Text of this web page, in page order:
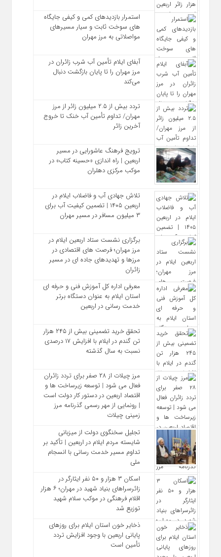
استمرار بازدیدهای کمی و کیفی جایگاه‌
های سوخت ثابت و سیار مسیرهای
مواصلاتی به مرز مهران
آبفای ایلام تأمین آب شرب زائران در
مرز مهران را تا پایان بازگشت دنبال
می‌کند
تردد بیش از ۲.۵ میلیون زائر از مرز
مهران/ تداوم تأمین آب خنک تا خروج
آخرین زائر
ترویج فرهنگ عاشورایی در مسیر
اربعین | راه‌ اندازی «حسینه کتاب» در
موکب مرکزی دهلران
تلاش جهادی آب و فاضلاب ایلام در
اربعین ۱۴۰۵ | تضمین کیفیت آب برای
۳ میلیون مسافر در مسیر مهران
برگزاری نشست ستاد اربعین ایلام در
مرز مهران؛ فرصت‌ های اقتصادی در
مرزها و تهدیدهای جاده‌ ای در مسیر
زائران
معرفی اداره کل آموزش فنی و حرفه‌ ای
استان ایلام به‌ عنوان دستگاه برتر
خدمت‌ رسانی در اربعین
تحقق خرید تضمینی بیش از ۲۴۵ هزار
تن گندم در ایلام با افزایش ۱۷ درصدی
نسبت به سال گذشته
مرز چیلات از ۲۸ صفر برای تردد زائران
فعال می‌ شود | توسعه زیرساخت‌ ها و
اقتصاد اربعین در دستور کار دولت است
| رونمایی از مهر رسمی گذرنامه مرز
زمینی چیلات
تجلیل سخنگوی دولت از میزبانی
شایسته مردم ایلام در اربعین | تأکید بر
تداوم مسیر خدمت‌ رسانی با انسجام
ملی
اسکان ۳ هزار و ۵۰ نفر ایثارگر در
زائرسراهای بنیاد شهید در مهران؛ ۶ هزار
اقلام فرهنگی در موکب سلام شهید
توزیع شد
ذخایر خون استان ایلام برای روزهای
پایانی اربعین با وجود افزایش تردد
تأمین است